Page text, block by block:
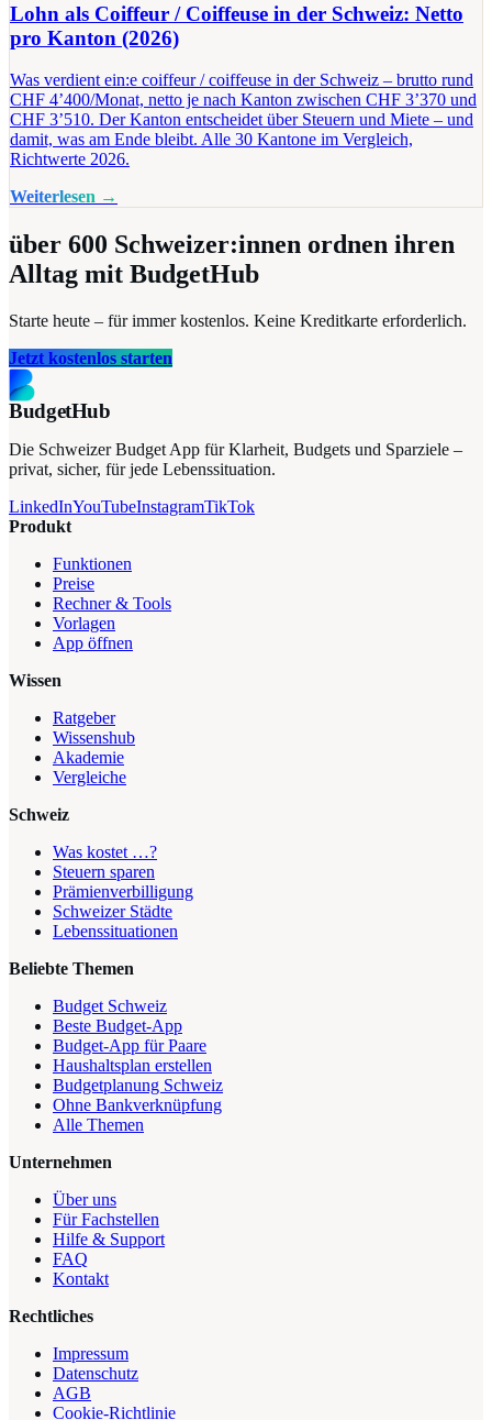
Lohn als Coiffeur / Coiffeuse in der Schweiz: Netto
pro Kanton (2026)
Was verdient ein:e coiffeur / coiffeuse in der Schweiz – brutto rund
CHF 4’400/Monat, netto je nach Kanton zwischen CHF 3’370 und
CHF 3’510. Der Kanton entscheidet über Steuern und Miete – und
damit, was am Ende bleibt. Alle 30 Kantone im Vergleich,
Richtwerte 2026.
Weiterlesen →
über 600 Schweizer:innen ordnen ihren
Alltag mit BudgetHub
Starte heute – für immer kostenlos. Keine Kreditkarte erforderlich.
Jetzt kostenlos starten
BudgetHub
Die Schweizer Budget App für Klarheit, Budgets und Sparziele –
privat, sicher, für jede Lebenssituation.
LinkedInYouTubeInstagramTikTok
Produkt
Funktionen
Preise
Rechner & Tools
Vorlagen
App öffnen
Wissen
Ratgeber
Wissenshub
Akademie
Vergleiche
Schweiz
Was kostet …?
Steuern sparen
Prämienverbilligung
Schweizer Städte
Lebenssituationen
Beliebte Themen
Budget Schweiz
Beste Budget-App
Budget-App für Paare
Haushaltsplan erstellen
Budgetplanung Schweiz
Ohne Bankverknüpfung
Alle Themen
Unternehmen
Über uns
Für Fachstellen
Hilfe & Support
FAQ
Kontakt
Rechtliches
Impressum
Datenschutz
AGB
Cookie-Richtlinie